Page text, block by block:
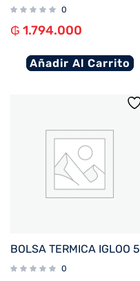
0
₲ 1.794.000
Añadir Al Carrito
0